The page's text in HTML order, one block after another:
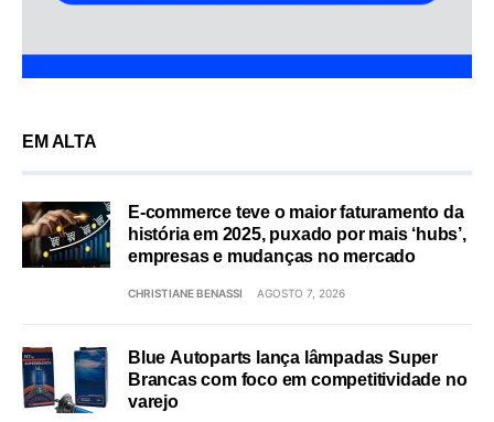
EM ALTA
E-commerce teve o maior faturamento da
história em 2025, puxado por mais ‘hubs’,
empresas e mudanças no mercado
CHRISTIANE BENASSI AGOSTO 7, 2026
Blue Autoparts lança lâmpadas Super
Brancas com foco em competitividade no
varejo